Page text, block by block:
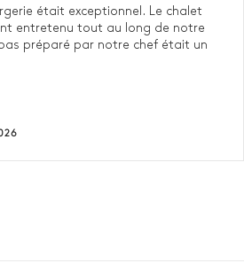
était exceptionnel. Le chalet
entretenu tout au long de notre
préparé par notre chef était un